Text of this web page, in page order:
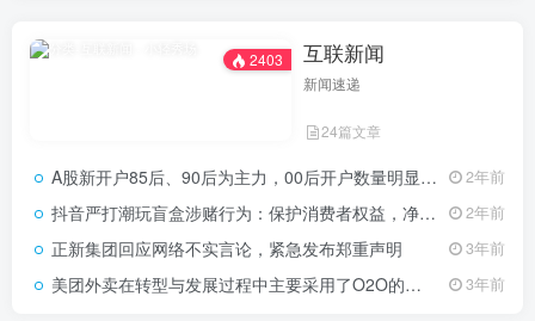
2403 互联新闻
新闻速递
24篇文章
A股新开户85后、90后为主力，00后开户数量明显提升 2年前
抖音严打潮玩盲盒涉赌行为：保护消费者权益，净化市场环境 2年前
正新集团回应网络不实言论，紧急发布郑重声明 3年前
美团外卖在转型与发展过程中主要采用了O2O的商业模式，分析其商业模式的关键要素 3年前